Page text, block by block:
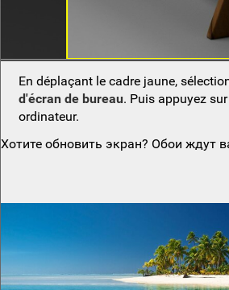
En déplaçant le cadre jaune,
d'écran de bureau. Puis appuyez
ordinateur.
Хотите обновить экран? Обои ждут